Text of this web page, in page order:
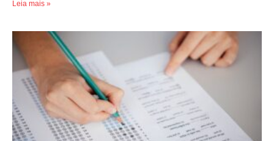
Leia mais »